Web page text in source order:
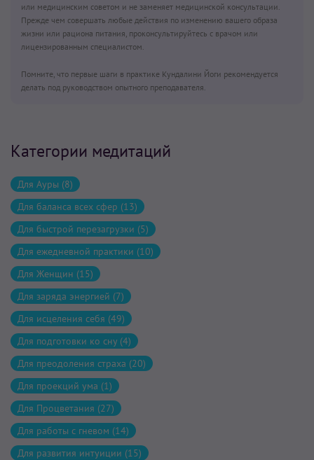
или медицинским советом и не заменяет медицинской консультации.
Прежде чем совершать любые действия по изменению вашего образа
жизни или рациона питания, проконсультируйтесь с врачом или
лицензированным специалистом.
Помните, что первые шаги в практике Кундалини Йоги рекомендуется
делать под руководством опытного преподавателя.
Категории медитаций
Для Ауры (8)
Для баланса всех сфер (13)
Для быстрой перезагрузки (5)
Для ежедневной практики (10)
Для Женщин (15)
Для заряда энергией (7)
Для исцеления себя (49)
Для подготовки ко сну (4)
Для преодоления страха (20)
Для проекций ума (1)
Для Процветания (27)
Для работы с гневом (14)
Для развития интуиции (15)